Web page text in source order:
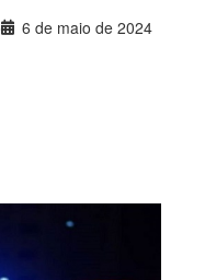
6 de maio de 2024